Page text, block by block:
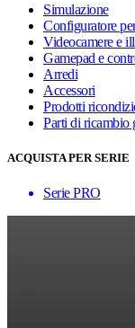
Simulazione
Configuratore
Videocamere e
Gamepad e
Arredi
Accessori
Prodotti
Parti di ricambio
ACQUISTA PER SERIE
Serie PRO